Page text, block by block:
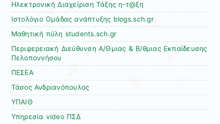
Ηλεκτρονική Διαχείριση Τάξης η-τ@ξη
Ιστολόγιο Ομάδας ανάπτυξης blogs.sch.gr
Μαθητική πύλη students.sch.gr
Περιφερειακή Διεύθυνση Α/Θμιας & Β/θμιας Εκπαίδευσης
Πελοποννήσου
ΠΕΣΕΑ
Τάσος Ανδριανόπουλος
ΥΠΑΙΘ
Υπηρεσία video ΠΣΔ